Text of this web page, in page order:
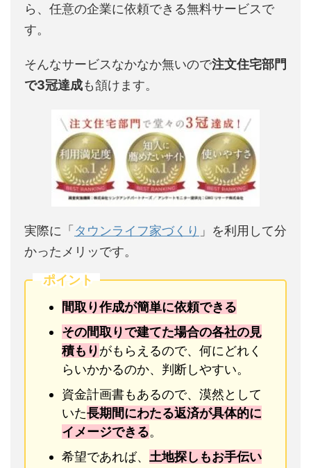
ら、任意の企業に依頼できる無料サービスで
す。
そんなサービスなかなか無いので注文住宅部門
で3冠達成も頷けます。
実際に「 タウンライフ家づくり 」を利用して分
かったメリッです。
ポイント
間取り作成が簡単に依頼できる
その間取りで建てた場合の各社の見
積もりがもらえるので、何にどれく
らいかかるのか、判断しやすい。
資金計画書もあるので、漠然として
いた長期間にわたる返済が具体的に
イメージできる。
希望であれば、 土地探しもお手伝い